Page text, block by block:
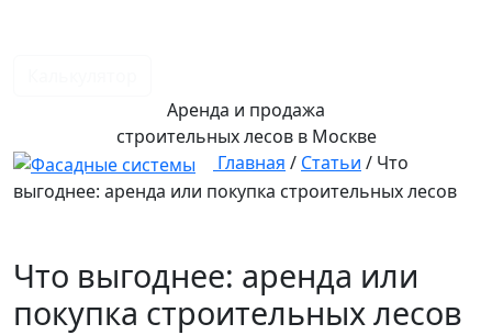
Аренда и продажа
строительных лесов в Москве
Главная / Статьи / Что
выгоднее: аренда или покупка строительных лесов
Что выгоднее: аренда или
покупка строительных лесов